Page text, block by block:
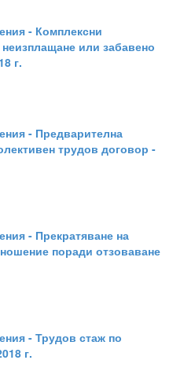
- Комплексни
или забавено
г.
- Предварителна
трудов договор -
- Прекратяване на
поради отзоваване
- Трудов стаж по
г.